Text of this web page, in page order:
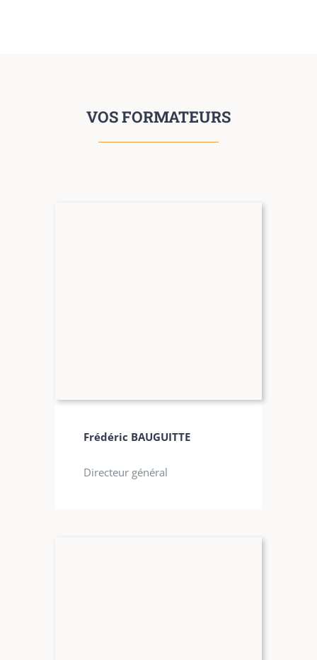
VOS FORMATEURS
Frédéric BAUGUITTE
Directeur général